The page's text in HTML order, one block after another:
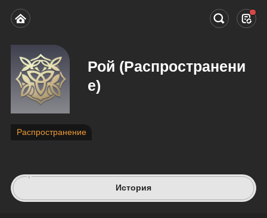
Рой (Распространени
е)
Распространение
История